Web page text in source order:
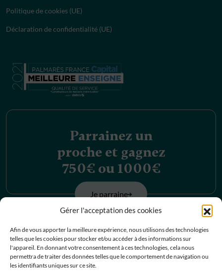
Gérer l'acceptation des cookies
Afin de vous apporter la meilleure expérience, nous utilisons des technologies
telles que les cookies pour stocker et/ou accéder à des informations sur
l'appareil. En donnant votre consentement à ces technologies, cela nous
permettra de traiter des données telles que le comportement de navigation ou
les identifiants uniques sur ce site.
Politique de cookies (UE)
Déclaration de confidentialité (UE)
Parrainez un
proche et gagnez
750€ ou 1000€
Je parraine
Découvrez nos
offres d’emplois